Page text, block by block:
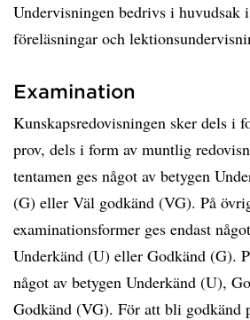
Undervisningen bedrivs i huvudsak
föreläsningar och
Examination
Kunskapsredovisningen sker dels i
prov, dels i form av muntlig
tentamen ges något av betygen
(G) eller Väl godkänd (VG). På
examinationsformer ges endast
Underkänd (U) eller Godkänd (G).
något av betygen Underkänd (U),
Godkänd (VG). För att bli godkänd